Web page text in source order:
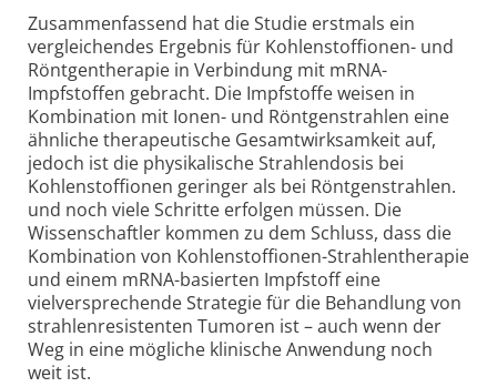
Zusammenfassend hat die Studie erstmals ein
vergleichendes Ergebnis für Kohlenstoffionen- und
Röntgentherapie in Verbindung mit mRNA-
Impfstoffen gebracht. Die Impfstoffe weisen in
Kombination mit Ionen- und Röntgenstrahlen eine
ähnliche therapeutische Gesamtwirksamkeit auf,
jedoch ist die physikalische Strahlendosis bei
Kohlenstoffionen geringer als bei Röntgenstrahlen.
und noch viele Schritte erfolgen müssen. Die
Wissenschaftler kommen zu dem Schluss, dass die
Kombination von Kohlenstoffionen-Strahlentherapie
und einem mRNA-basierten Impfstoff eine
vielversprechende Strategie für die Behandlung von
strahlenresistenten Tumoren ist – auch wenn der
Weg in eine mögliche klinische Anwendung noch
weit ist.